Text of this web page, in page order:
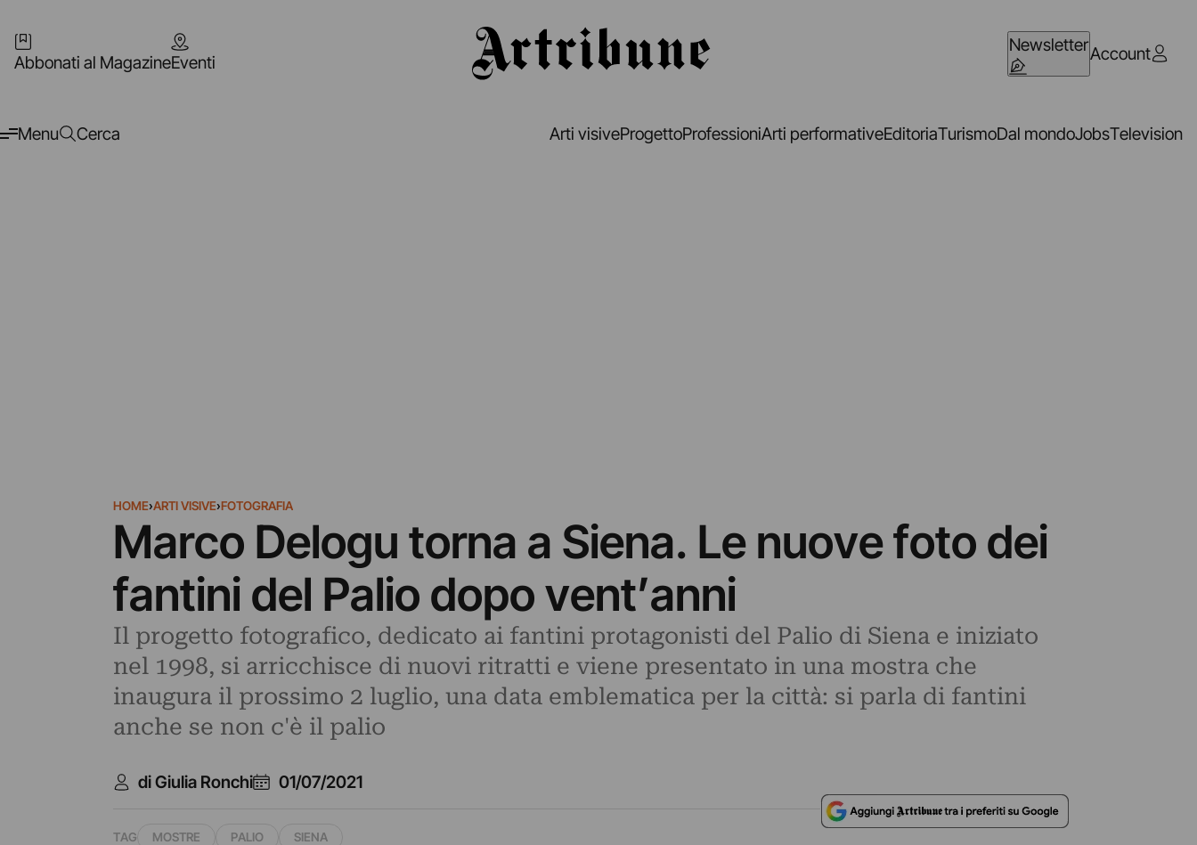
Abbonati al MagazineEventi
NewsletterAccount
Menu Cerca Arti visiveProgettoProfessioniArti performativeEditoriaTurismoDal mondoJobsTelevision
HOME›ARTI VISIVE›FOTOGRAFIA
Marco Delogu torna a Siena. Le nuove foto dei
fantini del Palio dopo vent’anni
Il progetto fotografico, dedicato ai fantini protagonisti del Palio di Siena e iniziato
nel 1998, si arricchisce di nuovi ritratti e viene presentato in una mostra che
inaugura il prossimo 2 luglio, una data emblematica per la città: si parla di fantini
anche se non c'è il palio
di Giulia Ronchi 01/07/2021
TAG MOSTRE PALIO SIENA